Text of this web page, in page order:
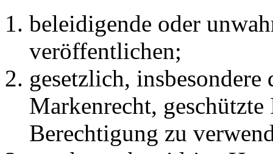
beleidigende oder
veröffentlichen;
gesetzlich,
Markenrecht, geschützte
Berechtigung zu